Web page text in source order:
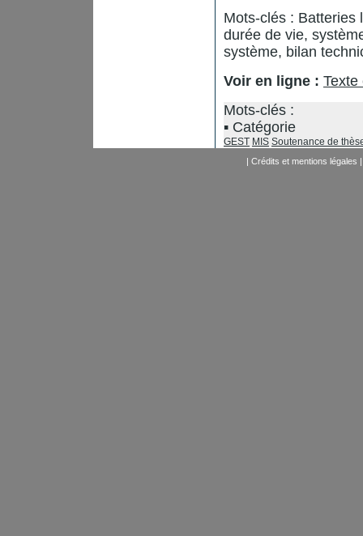
Mots-clés : Batteries
durée de vie,
système, bilan
Voir en ligne : Texte
Mots-clés :
Catégorie
GEST MIS Soutenance de
| Crédits et mentions légales